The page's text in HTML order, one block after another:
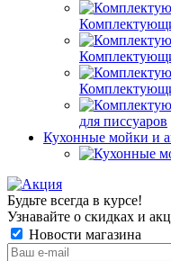
для писсуаров
Кухонные мойки и
Будьте всегда в курсе!
Узнавайте о скидках и
Новости магазина